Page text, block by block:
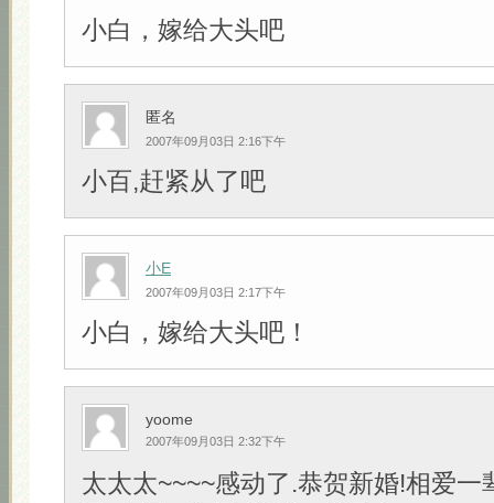
小白，嫁给大头吧
匿名
2007年09月03日 2:16下午
小百,赶紧从了吧
小E
2007年09月03日 2:17下午
小白，嫁给大头吧！
yoome
2007年09月03日 2:32下午
太太太~~~~感动了.恭贺新婚!相爱一